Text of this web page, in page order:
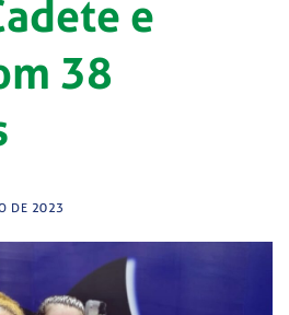
e
38
DE 2023